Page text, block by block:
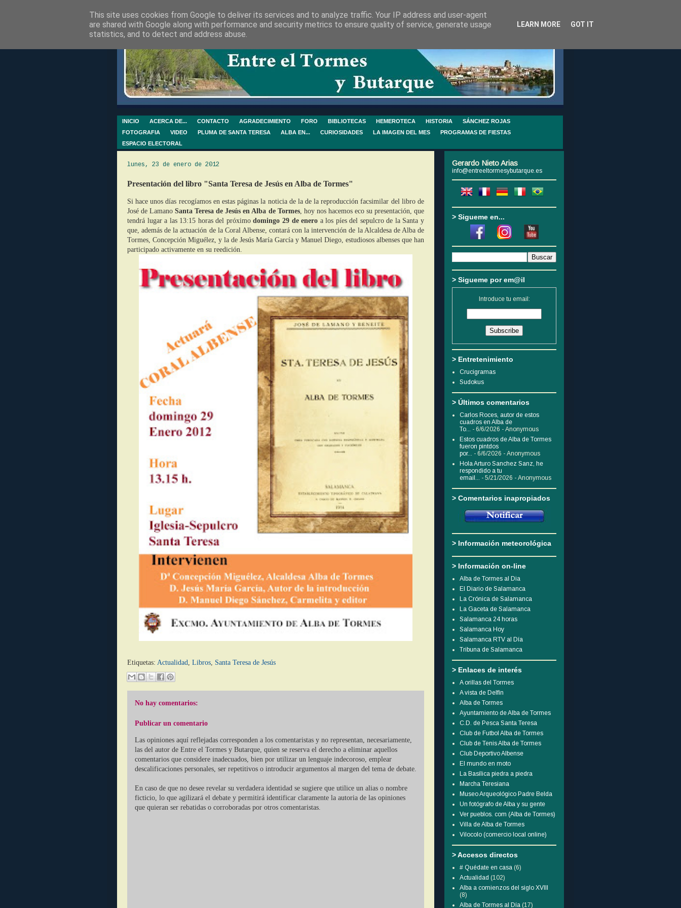
INICIO ACERCA DE... CONTACTO AGRADECIMIENTO FORO BIBLIOTECAS HEMEROTECA HISTORIA
SÁNCHEZ ROJAS
FOTOGRAFIA
VIDEO PLUMA DE SANTA TERESA ALBA EN... CURIOSIDADES LA IMAGEN DEL MES
PROGRAMAS DE FIESTAS
ESPACIO ELECTORAL
lunes, 23 de enero de 2012
Presentación del libro "Santa Teresa de Jesús en Alba de Tormes"
Si hace unos días recogíamos en estas páginas la noticia de la de la reproducción facsimilar del libro de
José de LamanoSanta Teresa de Jesús en Alba de Tormes, hoy nos hacemos eco su presentación, que
tendrá lugar a las 13:15 horas del próximodomingo 29 de enero a los píes del sepulcro de la Santa y
que, además de la actuación de la Coral Albense, contará con la intervención de la Alcaldesa de Alba de
Tormes, Concepción Miguélez, y la de Jesús María García y Manuel Diego, estudiosos albenses que han
participado activamente en su reedición.
Etiquetas: Actualidad, Libros, Santa Teresa de Jesús
No hay comentarios:
Publicar un comentario
Las opiniones aquí reflejadas corresponden a los comentaristas y no representan, necesariamente,
las del autor de Entre el Tormes y Butarque, quien se reserva el derecho a eliminar aquellos
comentarios que considere inadecuados, bien por utilizar un lenguaje indecoroso, emplear
descalificaciones personales, ser repetitivos o introducir argumentos al margen del tema de debate.
En caso de que no desee revelar su verdadera identidad se sugiere que utilice un alias o nombre
ficticio, lo que agilizará el debate y permitirá identificar claramente la autoria de las opiniones
que quieran ser rebatidas o corroboradas por otros comentaristas.
Gerardo Nieto Arias
info@entreeltormesybutarque.es
> Sigueme en...
> Sigueme por em@il
Introduce tu email:
> Entretenimiento
Crucigramas
Sudokus
> Últimos comentarios
Carlos Roces, autor de estos
cuadros en Alba de
To... - 6/6/2026 - Anonymous
Estos cuadros de Alba de Tormes
fueron pintdos
por... - 6/6/2026 - Anonymous
Hola Arturo Sanchez Sanz, he
respondido a tu
email... - 5/21/2026 - Anonymous
> Comentarios inapropiados
> Información meteorológica
> Información on-line
Alba de Tormes al Dia
El Diario de Salamanca
La Crónica de Salamanca
La Gaceta de Salamanca
Salamanca 24 horas
Salamanca Hoy
Salamanca RTV al Día
Tribuna de Salamanca
> Enlaces de interés
A orillas del Tormes
A vista de Delfín
Alba de Tormes
Ayuntamiento de Alba de Tormes
C.D. de Pesca Santa Teresa
Club de Futbol Alba de Tormes
Club de Tenis Alba de Tormes
Club Deportivo Albense
El mundo en moto
La Basílica piedra a piedra
Marcha Teresiana
Museo Arqueológico Padre Belda
Un fotógrafo de Alba y su gente
Ver pueblos. com (Alba de Tormes)
Villa de Alba de Tormes
Vilocolo (comercio local online)
> Accesos directos
# Quédate en casa (6)
Actualidad (102)
Alba a comienzos del siglo XVIII
(8)
Alba de Tormes al Día (17)
This site uses cookies from Google to deliver its services and to analyze traffic. Your IP address and user-agent
are shared with Google along with performance and security metrics to ensure quality of service, generate usage
statistics, and to detect and address abuse.
LEARN MORE GOT IT